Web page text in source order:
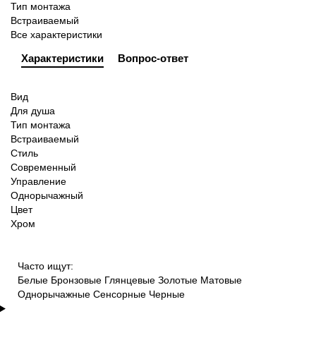
Тип монтажа
Встраиваемый
Все характеристики
Характеристики Вопрос-ответ
Вид
Для душа
Тип монтажа
Встраиваемый
Стиль
Современный
Управление
Однорычажный
Цвет
Хром
Часто ищут:
Белые Бронзовые Глянцевые Золотые Матовые
Однорычажные Сенсорные Черные